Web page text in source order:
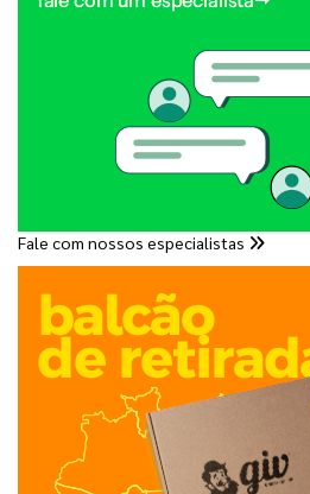
Fale com nossos especialistas